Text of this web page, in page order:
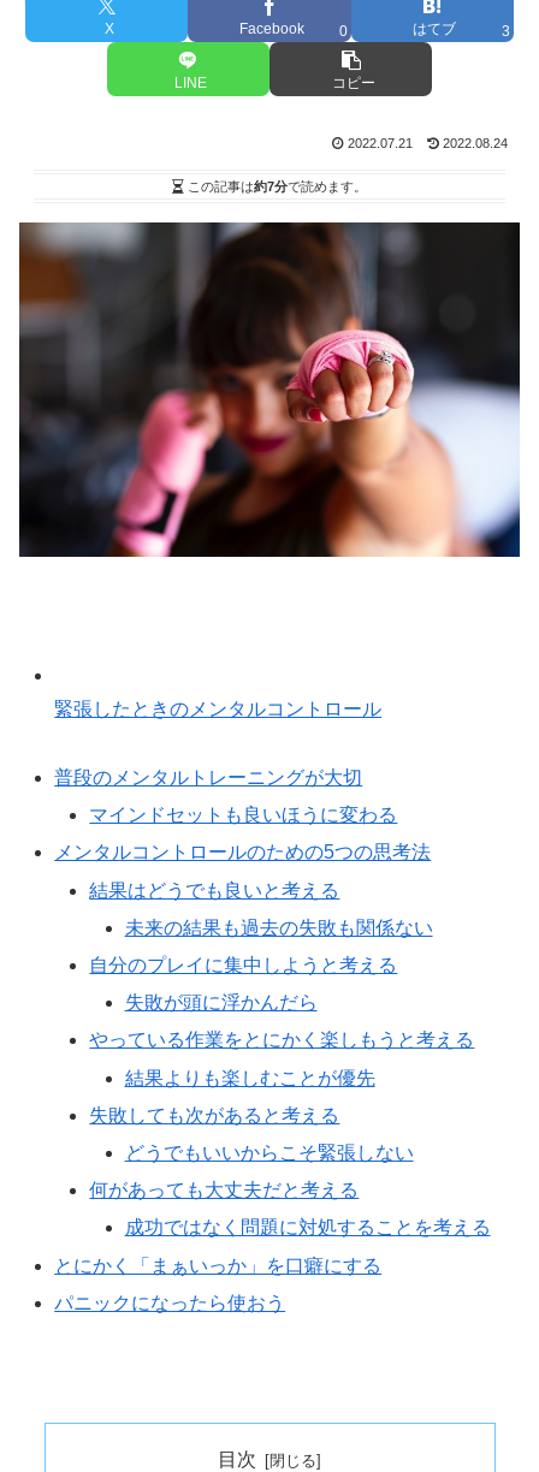
X Facebook 0 はてブ 3
LINE コピー
2022.07.21 2022.08.24
この記事は約7分で読めます。
緊張したときのメンタルコントロール
普段のメンタルトレーニングが大切
マインドセットも良いほうに変わる
メンタルコントロールのための5つの思考法
結果はどうでも良いと考える
未来の結果も過去の失敗も関係ない
自分のプレイに集中しようと考える
失敗が頭に浮かんだら
やっている作業をとにかく楽しもうと考える
結果よりも楽しむことが優先
失敗しても次があると考える
どうでもいいからこそ緊張しない
何があっても大丈夫だと考える
成功ではなく問題に対処することを考える
とにかく「まぁいっか」を口癖にする
パニックになったら使おう
目次